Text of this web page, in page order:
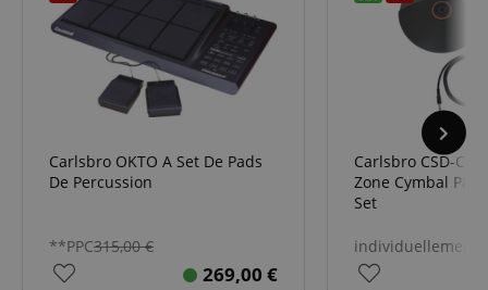
Carlsbro OKTO A Set De Pads
De Percussion
**PPC315,00€
269,00 €
Carlsbro CSD-
Zone Cymbal Pad
Set
individuellement